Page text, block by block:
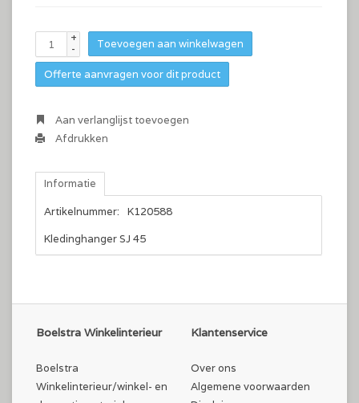
+
-
Toevoegen aan winkelwagen
Offerte aanvragen voor dit product
Aan verlanglijst toevoegen
Afdrukken
Informatie
Artikelnummer:
K120588
Kledinghanger SJ 45
Boelstra Winkelinterieur
Boelstra
Winkelinterieur/winkel- en
Klantenservice
Over ons
Algemene voorwaarden